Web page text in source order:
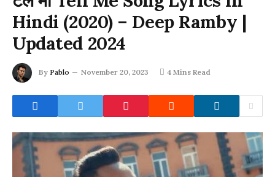
Hindi (2020) – Deep Ramby |
Updated 2024
By Pablo November 20, 2023 4 Mins Read